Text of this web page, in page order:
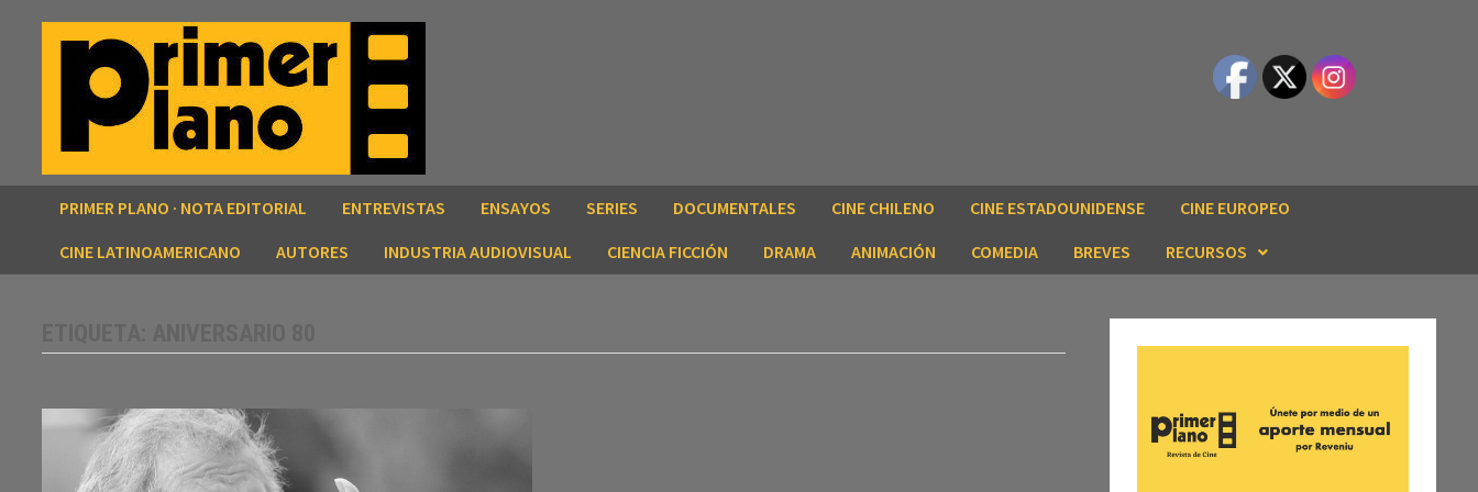
PRIMER PLANO · NOTA EDITORIAL ENTREVISTAS ENSAYOS SERIES DOCUMENTALES CINE CHILENO CINE ESTADOUNIDENSE
CINE EUROPEO
CINE LATINOAMERICANO
AUTORES INDUSTRIA AUDIOVISUAL CIENCIA FICCIÓN DRAMA ANIMACIÓN COMEDIA BREVES RECURSOS